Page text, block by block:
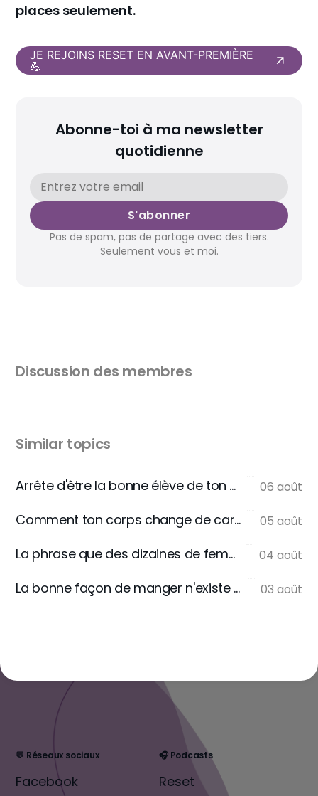
places seulement.
JE REJOINS RESET EN AVANT-PREMIÈRE
💪
Abonne-toi à ma newsletter
quotidienne
S'abonner
Pas de spam, pas de partage avec des tiers.
Seulement vous et moi.
Discussion des membres
Similar topics
Arrête d'être la bonne élève de ton assiette 06 août
Comment ton corps change de carburant 05 août
La phrase que des dizaines de femmes m'écrivent 04 août
La bonne façon de manger n'existe pas 03 août
💬 Réseaux sociaux
Facebook
🎧 Podcasts
Reset